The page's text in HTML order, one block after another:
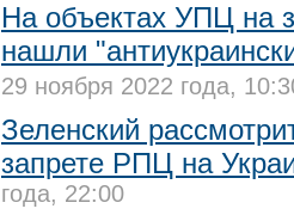
На объектах УПЦ на
нашли
29 ноября 2022 года,
Зеленский
запрете РПЦ на
года, 22:00